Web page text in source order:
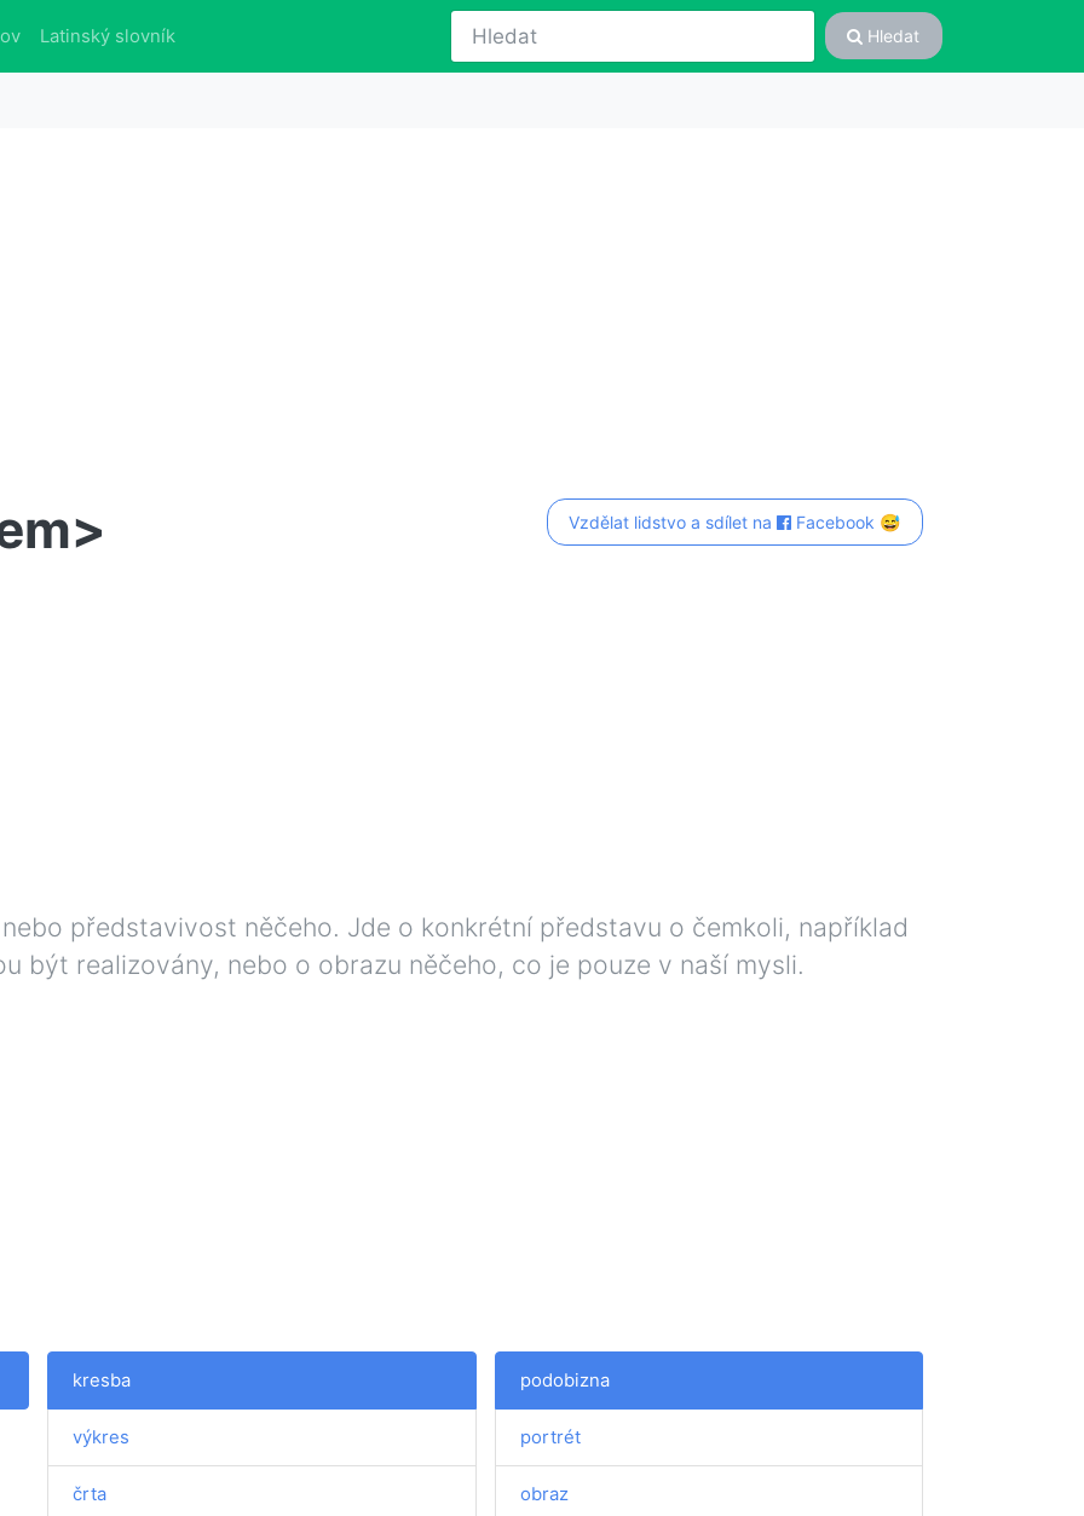
Latinský slovník Hledat
Vzdělat lidstvo a sdílet na Facebook 😅
představivost něčeho. Jde o konkrétní představu o čemkoli, například
být realizovány, nebo o obrazu něčeho, co je pouze v naší mysli.
kresba
výkres
črta
podobizna
portrét
obraz